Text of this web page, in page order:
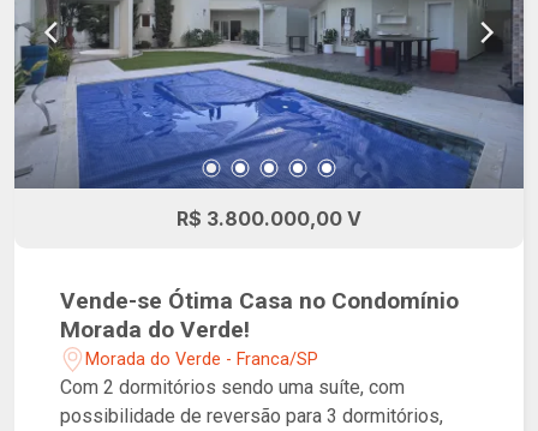
R$ 3.800.000,00 V
Vende-se Ótima Casa no Condomínio
Morada do Verde!
Morada do Verde - Franca/SP
Com 2 dormitórios sendo uma suíte, com
possibilidade de reversão para 3 dormitórios,